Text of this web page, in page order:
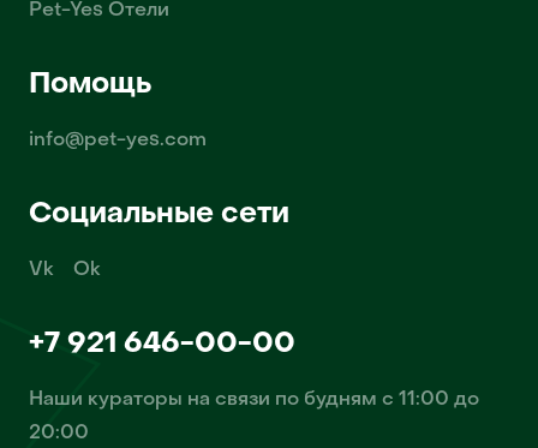
Pet-Yes Отели
Помощь
info@pet-yes.com
Социальные сети
Vk Ok
+7 921 646-00-00
Наши кураторы на связи по будням с 11:00 до
20:00